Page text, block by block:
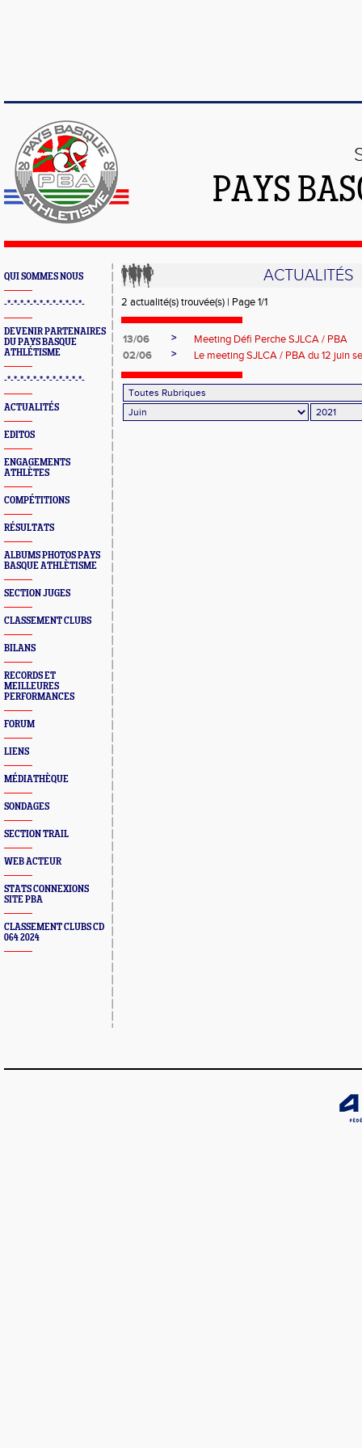
PAYS
QUI SOMMES NOUS
-*-*-*-*-*-*-*-*-*-*-*-*-
DEVENIR PARTENAIRES
DU PAYS BASQUE
ATHLÉTISME
-*-*-*-*-*-*-*-*-*-*-*-*-
ACTUALITÉS
EDITOS
ENGAGEMENTS
ATHLÈTES
COMPÉTITIONS
RÉSULTATS
ALBUMS PHOTOS PAYS
BASQUE ATHLÈTISME
SECTION JUGES
CLASSEMENT CLUBS
BILANS
RECORDS ET
MEILLEURES
PERFORMANCES
FORUM
LIENS
MÉDIATHÈQUE
SONDAGES
SECTION TRAIL
WEB ACTEUR
STATS CONNEXIONS
SITE PBA
CLASSEMENT CLUBS CD
064 2024
ACTUALITÉS
2 actualité(s) trouvée(s) | Page 1/1
13/06 >
Meeting Défi Perche SJLCA / PBA
02/06
> Le meeting SJLCA / PBA du 12 juin